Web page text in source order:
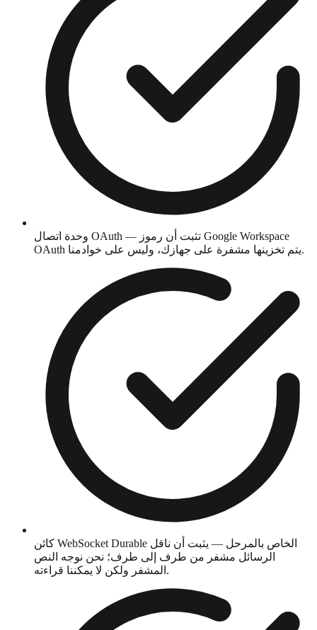
وحدة اتصال OAuth — تثبت أن رموز Google Workspace
OAuth يتم تخزينها مشفرة على جهازك، وليس على خوادمنا.
كائن WebSocket Durable الخاص بالمرحل — يثبت أن ناقل
الرسائل مشفر من طرف إلى طرف؛ نحن نوجه النص
المشفر ولكن لا يمكننا قراءته.